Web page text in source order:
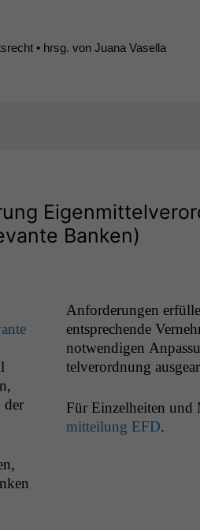
• hrsg. von Juana Vasella
Banken)
der
Anforderun­gen
entsprechende
notwendi­gen
telverord­nung
Für Einzel­heit­en und
mit­teilung EFD.